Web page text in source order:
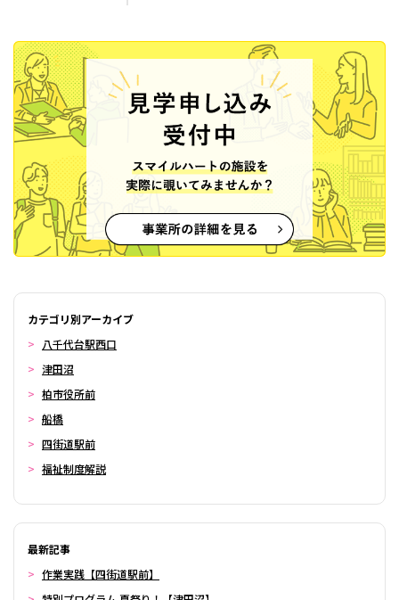
カテゴリ別アーカイブ
八千代台駅西口
津田沼
柏市役所前
船橋
四街道駅前
福祉制度解説
最新記事
作業実践【四街道駅前】